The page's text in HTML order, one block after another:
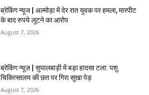
ब्रेकिंग न्यूज | अल्मोड़ा में देर रात युवक पर हमला, मारपीट
के बाद रुपये लूटने का आरोप
August 7, 2026
ब्रेकिंग न्यूज़ | सुयालबाड़ी में बड़ा हादसा टला: पशु
चिकित्सालय की छत पर गिरा सूखा पेड़
August 7, 2026